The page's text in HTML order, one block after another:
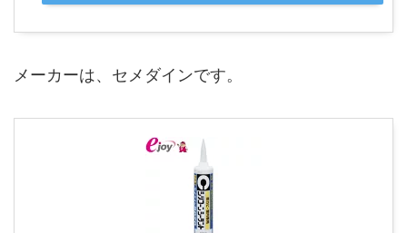
メーカーは、セメダインです。